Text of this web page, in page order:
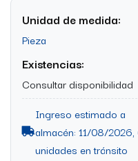
Unidad de medida:
Pieza
Existencias:
Consultar disponibilidad
Ingreso estimado a
almacén: 11/08/2026,
unidades en tránsito